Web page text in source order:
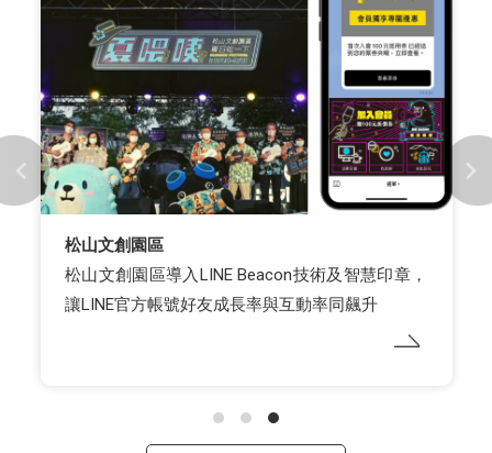
松山文創園區
松山文創園區導入LINE Beacon技術及智慧印章，
讓LINE官方帳號好友成長率與互動率同飆升